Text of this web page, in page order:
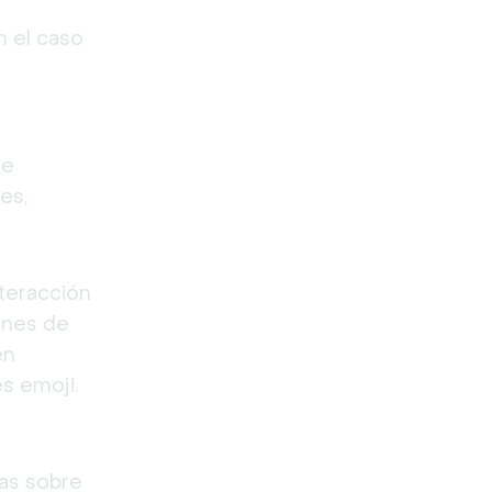
el caso
de
emoji.
sobre